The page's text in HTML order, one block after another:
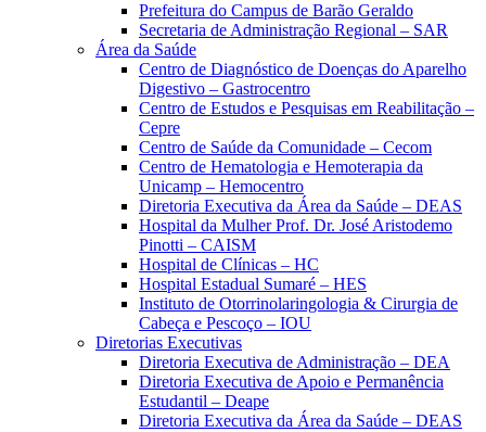
Prefeitura do Campus de Barão Geraldo
Secretaria de Administração Regional – SAR
Área da Saúde
Centro de Diagnóstico de Doenças do Aparelho
Digestivo – Gastrocentro
Centro de Estudos e Pesquisas em Reabilitação –
Cepre
Centro de Saúde da Comunidade – Cecom
Centro de Hematologia e Hemoterapia da
Unicamp – Hemocentro
Diretoria Executiva da Área da Saúde – DEAS
Hospital da Mulher Prof. Dr. José Aristodemo
Pinotti – CAISM
Hospital de Clínicas – HC
Hospital Estadual Sumaré – HES
Instituto de Otorrinolaringologia & Cirurgia de
Cabeça e Pescoço – IOU
Diretorias Executivas
Diretoria Executiva de Administração – DEA
Diretoria Executiva de Apoio e Permanência
Estudantil – Deape
Diretoria Executiva da Área da Saúde – DEAS